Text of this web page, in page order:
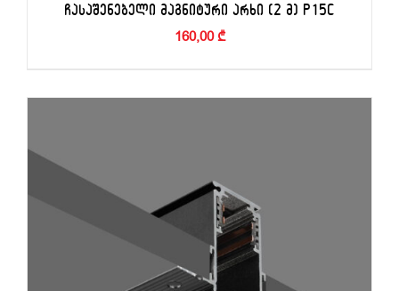
ᲩᲐᲡᲐᲨᲔᲜᲔᲑᲔᲚᲘ ᲛᲐᲒᲜᲘᲢᲣᲠᲘ ᲐᲠᲮᲘ (2 Მ) P15C
160,00₾